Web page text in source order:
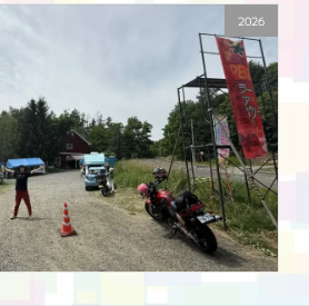
2026